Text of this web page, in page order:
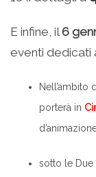
E infine, il 6
eventi dedicati
Nell’ambito
porterà in
sotto le Due